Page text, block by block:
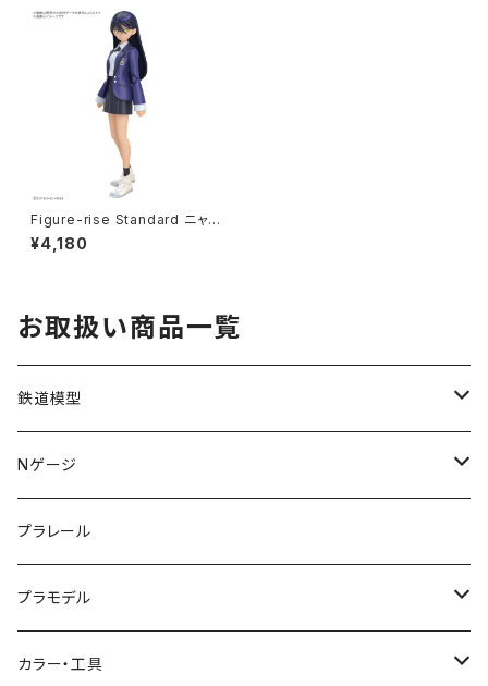
Figure-rise Standard ニャア
ン プラモデル ジークアクス（新
品 在庫品）
¥4,180
お取扱い商品一覧
鉄道模型
KATO (N)
TOMIX (N)
マイクロエース (N)
グリーンマックス (N)
Nゲージ
車両
入門セット
レール
プラレール
プラモデル
ガンプラ
カラー・工具